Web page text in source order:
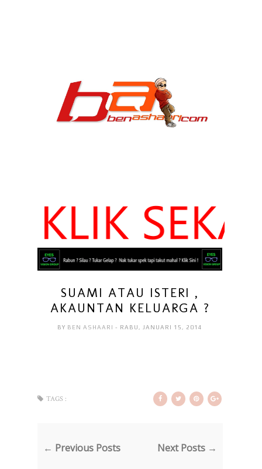
SUAMI ATAU ISTERI ,
AKAUNTAN KELUARGA ?
BY BEN ASHAARI- RABU, JANUARI 15, 2014
TAGS :
← Previous Posts Next Posts →